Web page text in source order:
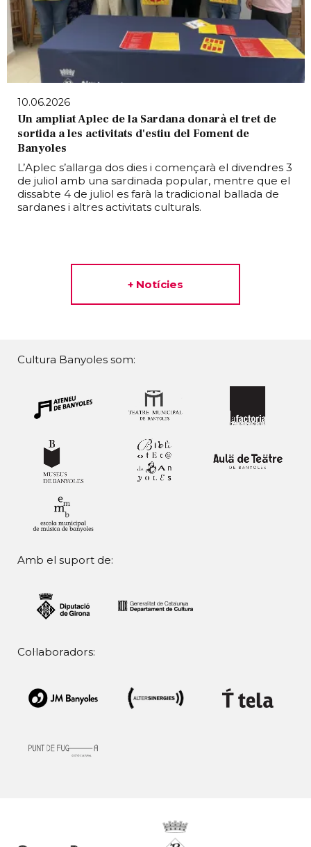
10.06.2026
Un ampliat Aplec de la Sardana donarà el tret de
sortida a les activitats d'estiu del Foment de
Banyoles
L’Aplec s’allarga dos dies i començarà el divendres 3
de juliol amb una sardinada popular, mentre que el
dissabte 4 de juliol es farà la tradicional ballada de
sardanes i altres activitats culturals.
+ Notícies
Cultura Banyoles som:
Amb el suport de:
Col·laboradors: